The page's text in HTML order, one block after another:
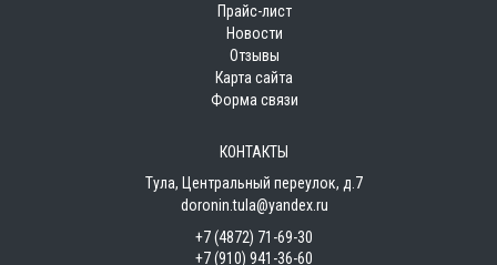
Прайс-лист
Новости
Отзывы
Карта сайта
Форма связи
КОНТАКТЫ
Тула, Центральный переулок, д.7
doronin.tula@yandex.ru
+7 (4872) 71-69-30
+7 (910) 941-36-60